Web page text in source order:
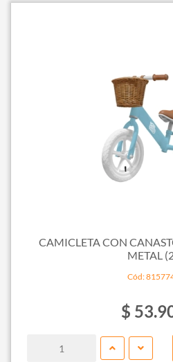
CAMICLETA CON
METAL
Cód:
$